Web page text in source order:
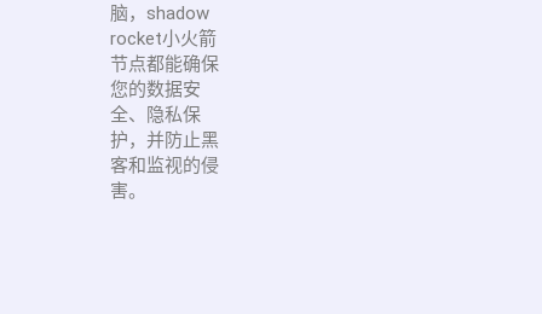
脑，shadow
rocket小火箭
节点都能确保
您的数据安
全、隐私保
护，并防止黑
客和监视的侵
害。